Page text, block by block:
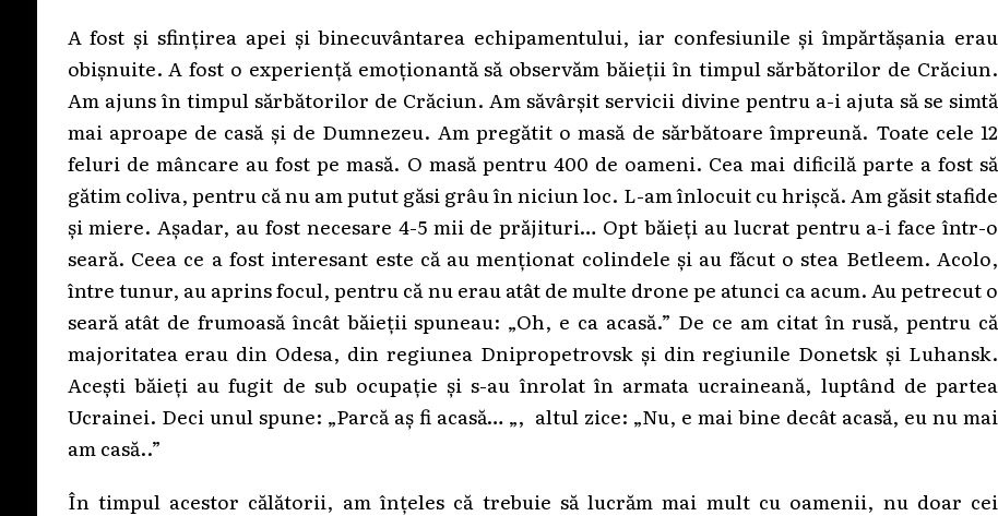
A fost și sfințirea apei și binecuvântarea echipamentului, iar confesiunile și împărtășania erau
obișnuite. A fost o experiență emoționantă să observăm băieții în timpul sărbătorilor de Crăciun.
Am ajuns în timpul sărbătorilor de Crăciun. Am săvârșit servicii divine pentru a-i ajuta să se simtă
mai aproape de casă și de Dumnezeu. Am pregătit o masă de sărbătoare împreună. Toate cele 12
feluri de mâncare au fost pe masă. O masă pentru 400 de oameni. Cea mai dificilă parte a fost să
gătim coliva, pentru că nu am putut găsi grâu în niciun loc. L-am înlocuit cu hrișcă. Am găsit stafide
și miere. Așadar, au fost necesare 4-5 mii de prăjituri… Opt băieți au lucrat pentru a-i face într-o
seară. Ceea ce a fost interesant este că au menționat colindele și au făcut o stea Betleem. Acolo,
între tunur, au aprins focul, pentru că nu erau atât de multe drone pe atunci ca acum. Au petrecut o
seară atât de frumoasă încât băieții spuneau: „Oh, e ca acasă.” De ce am citat în rusă, pentru că
majoritatea erau din Odesa, din regiunea Dnipropetrovsk și din regiunile Donetsk și Luhansk.
Acești băieți au fugit de sub ocupație și s-au înrolat în armata ucraineană, luptând de partea
Ucrainei. Deci unul spune: „Parcă aș fi acasă… „, altul zice: „Nu, e mai bine decât acasă, eu nu mai
am casă..”
În timpul acestor călătorii, am înțeles că trebuie să lucrăm mai mult cu oamenii, nu doar cei